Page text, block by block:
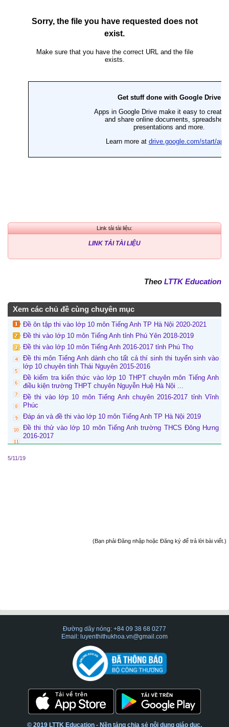
Link tải tài liệu:
LINK TẢI TÀI LIỆU
Theo LTTK Education
Xem các chủ đề cùng chuyên mục
Đề ôn tập thi vào lớp 10 môn Tiếng Anh TP Hà Nội 2020-2021
Đề thi vào lớp 10 môn Tiếng Anh tỉnh Phú Yên 2018-2019
Đề thi vào lớp 10 môn Tiếng Anh 2016-2017 tỉnh Phú Thọ
Đề thi môn Tiếng Anh dành cho tất cả thí sinh thi tuyển sinh vào
lớp 10 chuyên tỉnh Thái Nguyên 2015-2016
Đề kiểm tra kiến thức vào lớp 10 THPT chuyên môn Tiếng Anh
điều kiện trường THPT chuyên Nguyễn Huệ Hà Nội ...
Đề thi vào lớp 10 môn Tiếng Anh chuyên 2016-2017 tỉnh Vĩnh
Phúc
Đáp án và đề thi vào lớp 10 môn Tiếng Anh TP Hà Nội 2019
Đề thi thử vào lớp 10 môn Tiếng Anh trường THCS Đông Hưng
2016-2017
5/11/19
(Bạn phải Đăng nhập hoặc Đăng ký để trả lời bài viết.)
Đường dây nóng: +84 09 38 68 0277
Email: luyenthithukhoa.vn@gmail.com
© 2019 LTTK Education - Nền tảng chia sẻ nội dung giáo dục.